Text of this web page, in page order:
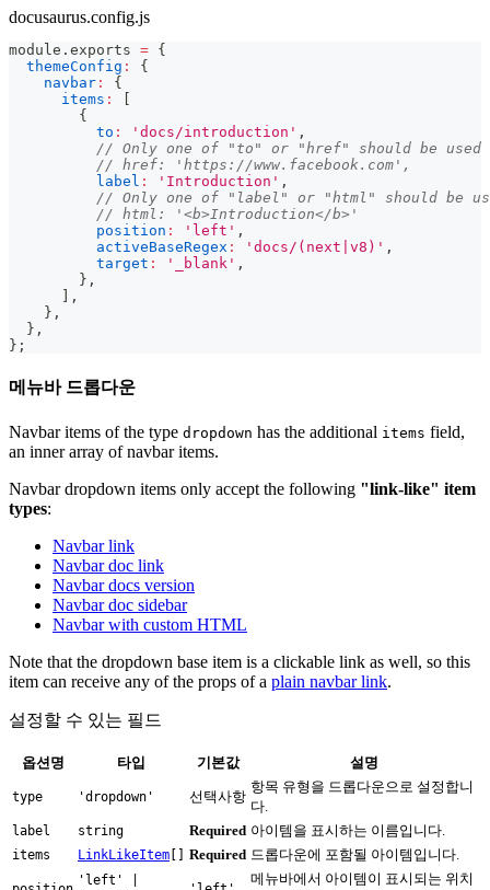
docusaurus.config.js
module . exports = {
themeConfig :
{
navbar :
{
items :
[
{
to : 'docs/introduction' ,
// Only one of "to" or "href" should be used
// href: 'https://www.facebook.com',
label : 'Introduction' ,
// Only one of "label" or "html" should be
// html: '<b>Introduction</b>'
position : 'left' ,
activeBaseRegex : 'docs/(next|v8)' ,
target : '_blank' ,
} ,
] ,
} ,
} ,
} ;
메뉴바 드롭다운
Navbar items of the type dropdown has the additional items field,
an inner array of navbar items.
Navbar dropdown items only accept the following "link-like" item
types:
Navbar link
Navbar doc link
Navbar docs version
Navbar doc sidebar
Navbar with custom HTML
Note that the dropdown base item is a clickable link as well, so this
item can receive any of the props of a plain navbar link.
설정할 수 있는 필드
옵션명 타입 기본값 설명
type 'dropdown' 선택사항
항목 유형을 드롭다운으로 설정합니
다.
label string Required 아이템을 표시하는 이름입니다.
items LinkLikeItem Required 드롭다운에 포함될 아이템입니다.
'left' |
메뉴바에서 아이템이 표시되는 위치